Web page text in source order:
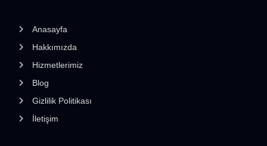
Anasayfa
Hakkımızda
Hizmetlerimiz
Blog
Gizlilik Politikası
İletişim